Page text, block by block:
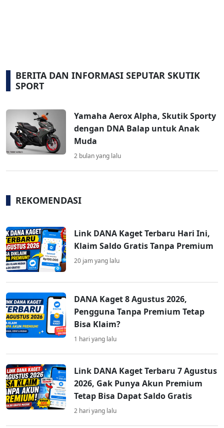
BERITA DAN INFORMASI SEPUTAR SKUTIK
SPORT
Yamaha Aerox Alpha, Skutik Sporty
dengan DNA Balap untuk Anak
Muda
2 bulan yang lalu
REKOMENDASI
Link DANA Kaget Terbaru Hari Ini,
Klaim Saldo Gratis Tanpa Premium
20 jam yang lalu
DANA Kaget 8 Agustus 2026,
Pengguna Tanpa Premium Tetap
Bisa Klaim?
1 hari yang lalu
Link DANA Kaget Terbaru 7 Agustus
2026, Gak Punya Akun Premium
Tetap Bisa Dapat Saldo Gratis
2 hari yang lalu